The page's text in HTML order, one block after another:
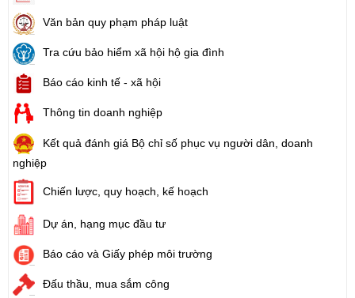
Văn bản quy phạm pháp luật
Tra cứu bảo hiểm xã hội hộ gia đình
Báo cáo kinh tế - xã hội
Thông tin doanh nghiệp
Kết quả đánh giá Bộ chỉ số phục vụ người dân, doanh
nghiệp
Chiến lược, quy hoạch, kế hoạch
Dự án, hạng mục đầu tư
Báo cáo và Giấy phép môi trường
Đấu thầu, mua sắm công